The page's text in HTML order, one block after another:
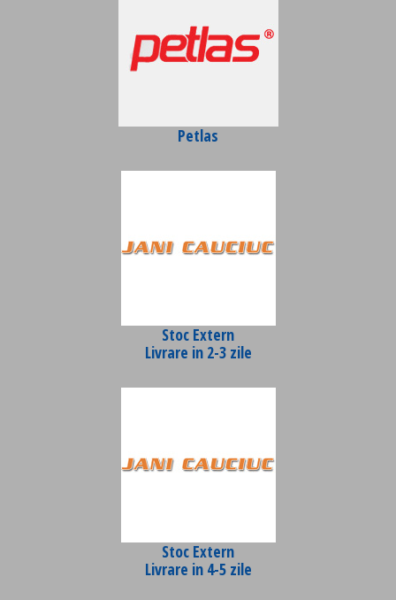
Petlas
Stoc Extern
Livrare in 2-3 zile
Stoc Extern
Livrare in 4-5 zile